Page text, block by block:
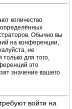
количество
Обычно вы
на конференции,
не
для того,
это
значение вашего
войти на